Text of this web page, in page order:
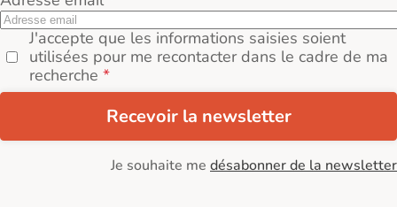
J'accepte que les informations saisies soient
utilisées pour me recontacter dans le cadre de ma
recherche
Recevoir la newsletter
Je souhaite me désabonner de la newsletter